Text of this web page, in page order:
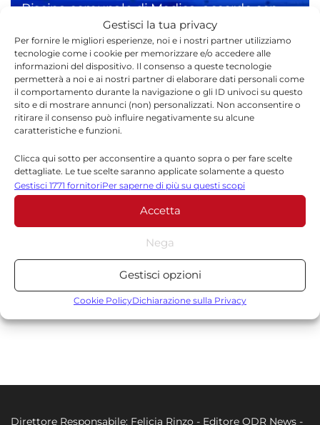
Gestisci la tua privacy
Per fornire le migliori esperienze, noi e i nostri partner utilizziamo
tecnologie come i cookie per memorizzare e/o accedere alle
informazioni del dispositivo. Il consenso a queste tecnologie
permetterà a noi e ai nostri partner di elaborare dati personali come
il comportamento durante la navigazione o gli ID univoci su questo
sito e di mostrare annunci (non) personalizzati. Non acconsentire o
ritirare il consenso può influire negativamente su alcune
caratteristiche e funzioni.
Clicca qui sotto per acconsentire a quanto sopra o per fare scelte
dettagliate. Le tue scelte saranno applicate solamente a questo
sito. È possibile modificare le impostazioni in qualsiasi momento,
compreso il ritiro del consenso, utilizzando i pulsanti della Cookie
Policy o cliccando sul pulsante di gestione del consenso nella parte
inferiore dello schermo.
Statistiche
Archiviare informazioni su dispositivo e/o accedervi, Misurare le
prestazioni degli annunci, Misurare le prestazioni dei contenuti,
combinazione di dati provenienti da fonti diverse.
Archiviare informazioni su dispositivo e/o accedervi, Utilizzare
pubblicità personalizzata, Utilizzare profili per la selezione di
Gestisci 1771 fornitoriPer saperne di più su questi scopi
Accetta
Nega
Gestisci opzioni
Cookie PolicyDichiarazione sulla Privacy
Piscina comunale di Modica, accordo con
l’ex gestore: riapertura tra qualche settimana
7 AGOSTO 2026
Etna in eruzione, Catania: arrivi
sospesi a Fontanarossa
7 AGOSTO 2026
Ragusa, spaccia mentre è ai
domiciliari: cocaina trovata nel
bagno
7 AGOSTO 2026
Guardia Costiera di Pozzallo, oltre
1.200 controlli sul litorale ibleo:
intensificati per Ferragosto
7 AGOSTO 2026
Direttore Responsabile: Felicia Rinzo - Editore QDR News -